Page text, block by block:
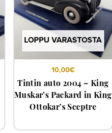
LOPPU VARASTOSTA
10,00€
Tintin auto 2004 – King
Muskar’s Packard in King
Ottokar’s Sceptre